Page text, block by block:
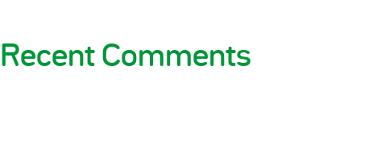
Recent Comments